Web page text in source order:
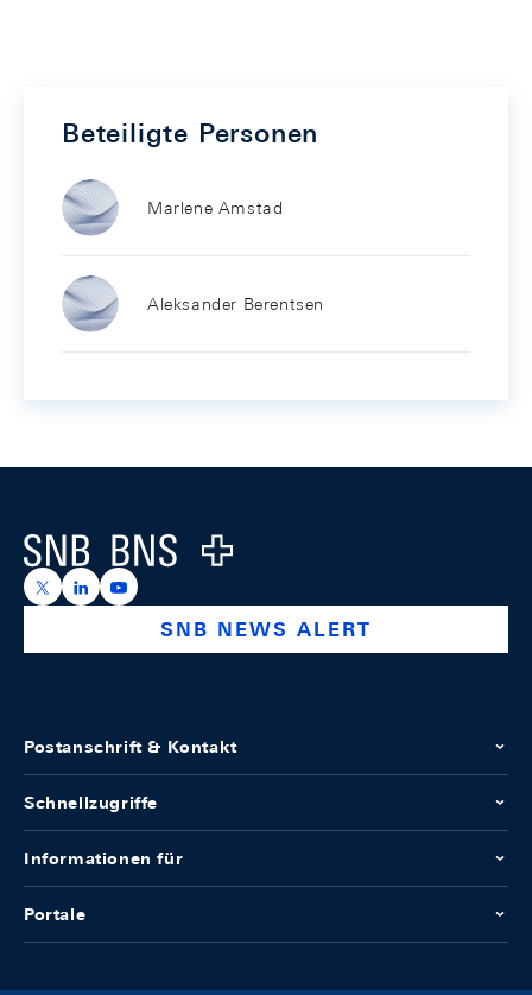
Beteiligte Personen
Marlene Amstad
Aleksander Berentsen
Logo
https://x.com/snb_bns
https://ch.linkedin.com/company/swiss-national-
https://www.youtube.com/@swissnationalbank
SNB NEWS ALERT
Postanschrift & Kontakt
Schnellzugriffe
Informationen für
Portale